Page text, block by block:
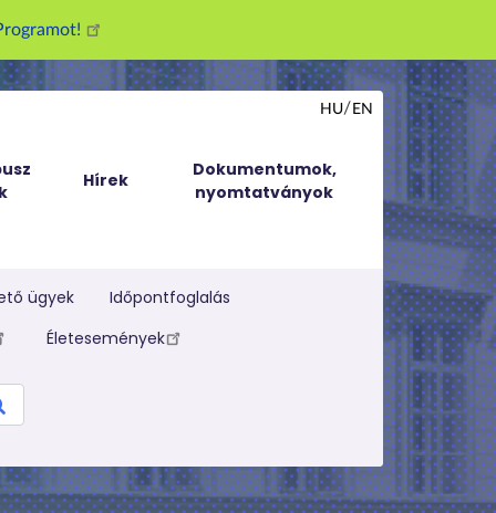
Hírek
Dokumentumok,
nyomtatványok
HU EN
ügyek
Időpontfoglalás
Életesemények